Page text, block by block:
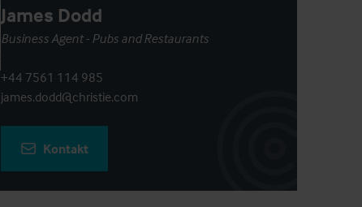
James Dodd
Business Agent - Pubs and Restaurants
+44 7561 114 985
james.dodd@christie.com
Kontakt